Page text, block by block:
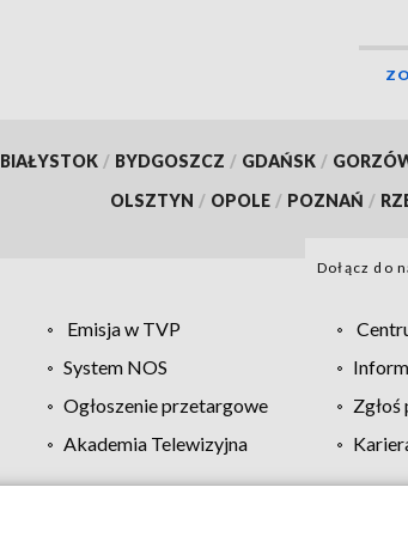
BIAŁYSTOK / BYDGOSZCZ / GDAŃSK /
OLSZTYN / OPOLE / POZNAŃ /
Dołącz do
Emisja w TVP
System NOS
Ogłoszenie przetargowe
Akademia Telewizyjna